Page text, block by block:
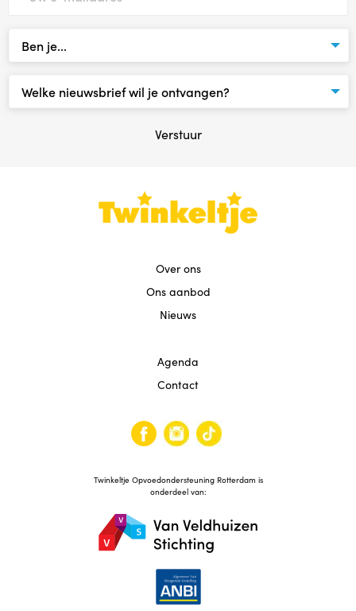
Verstuur
Over ons
Ons aanbod
Nieuws
Agenda
Contact
Twinkeltje Opvoedondersteuning Rotterdam is
onderdeel van: